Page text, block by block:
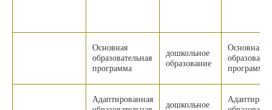
Основная
образовательная
программа
дошкольное
образование
Основная
программа
Адаптированная
дошкольное